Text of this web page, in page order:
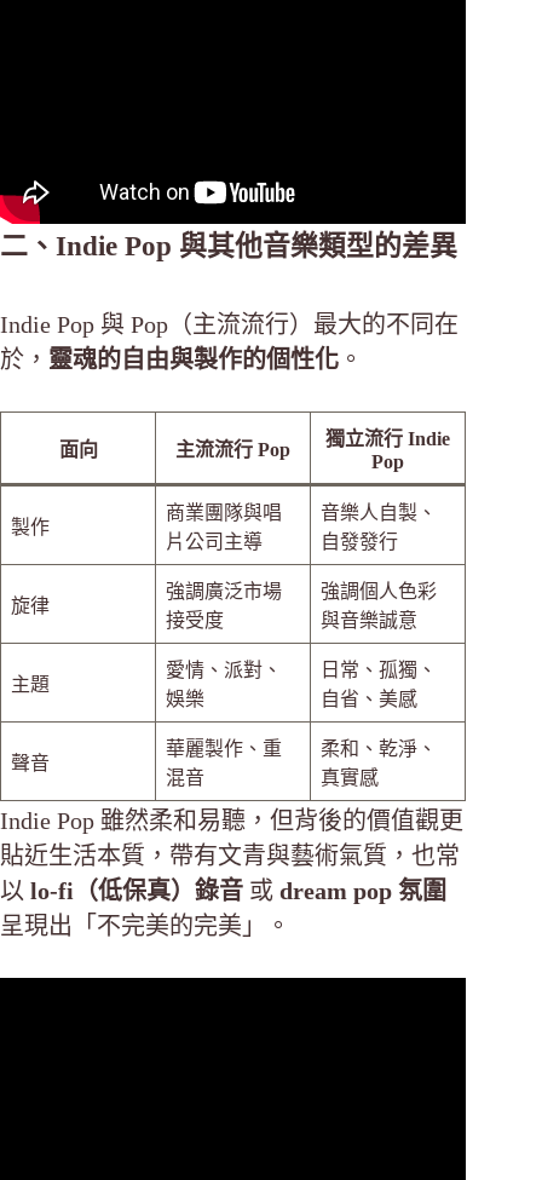
二、Indie Pop 與其他音樂類型的差異
Indie Pop 與 Pop（主流流行）最大的不同在
於， 靈魂的自由與製作的個性化 。
面向 主流流行 Pop
獨立流行 Indie
Pop
製作
商業團隊與唱
片公司主導
音樂人自製、
自發發行
旋律
強調廣泛市場
接受度
強調個人色彩
與音樂誠意
主題
愛情、派對、
娛樂
日常、孤獨、
自省、美感
聲音
華麗製作、重
混音
柔和、乾淨、
真實感
Indie Pop 雖然柔和易聽，但背後的價值觀更
貼近生活本質，帶有文青與藝術氣質，也常
以 lo-fi（低保真）錄音 或 dream pop 氛圍
呈現出「不完美的完美」。